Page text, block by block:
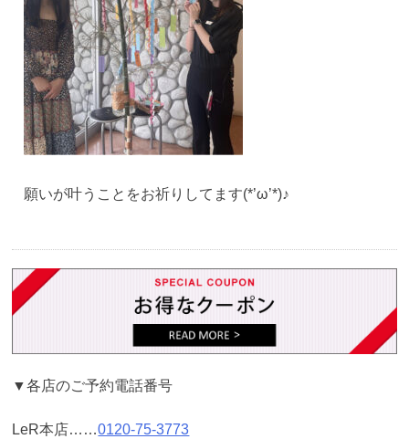
願いが叶うことをお祈りしてます(*’ω’*)♪
▼各店のご予約電話番号
LeR本店……0120-75-3773